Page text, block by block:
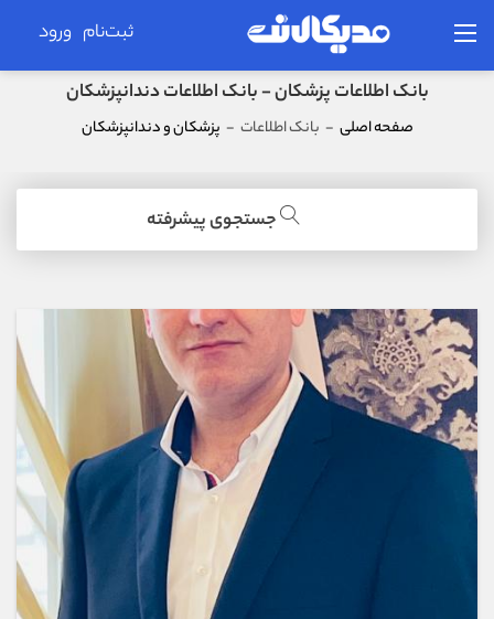
ثبت‌نام ورود
بانک اطلاعات پزشکان - بانک اطلاعات دندانپزشکان
صفحه اصلی - بانک اطلاعات - پزشکان و دندانپزشکان
جستجوی پیشرفته